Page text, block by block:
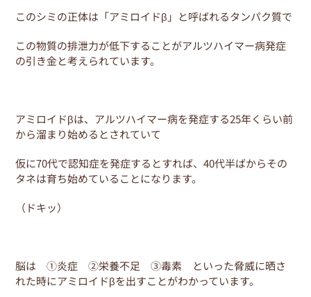
このシミの正体は「アミロイドβ」と呼ばれるタンパク質で
この物質の排泄力が低下することがアルツハイマー病発症
の引き金と考えられています。
アミロイドβは、アルツハイマー病を発症する25年くらい前
から溜まり始めるとされていて
仮に70代で認知症を発症するとすれば、40代半ばからその
タネは育ち始めていることになります。
（ドキッ）
脳は ①炎症 ②栄養不足 ③毒素 といった脅威に晒さ
れた時にアミロイドβを出すことがわかっています。